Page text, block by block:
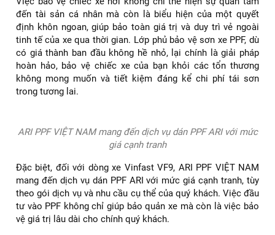
đến tài sản cá nhân mà còn là biểu hiện của một quyết
định khôn ngoan, giúp bảo toàn giá trị và duy trì vẻ ngoài
tinh tế của xe qua thời gian. Lớp phủ bảo vệ sơn xe PPF, dù
có giá thành ban đầu không hề nhỏ, lại chính là giải pháp
hoàn hảo, bảo vệ chiếc xe của bạn khỏi các tổn thương
không mong muốn và tiết kiệm đáng kể chi phí tái sơn
trong tương lai.